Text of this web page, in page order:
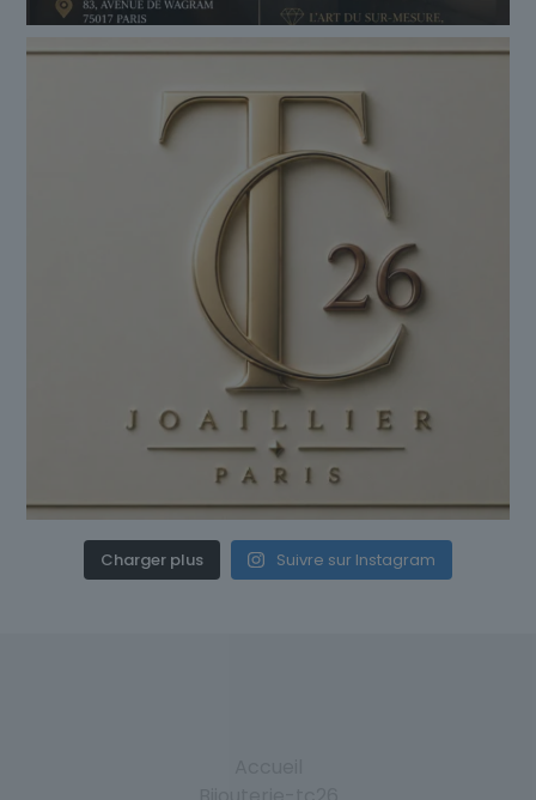
Charger plus Suivre sur Instagram